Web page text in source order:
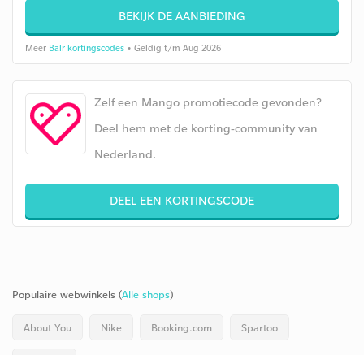
BEKIJK DE AANBIEDING
Meer Balr kortingscodes • Geldig t/m Aug 2026
Zelf een Mango promotiecode gevonden?
Deel hem met de korting-community van
Nederland.
DEEL EEN KORTINGSCODE
Populaire webwinkels (Alle shops)
About You Nike Booking.com Spartoo